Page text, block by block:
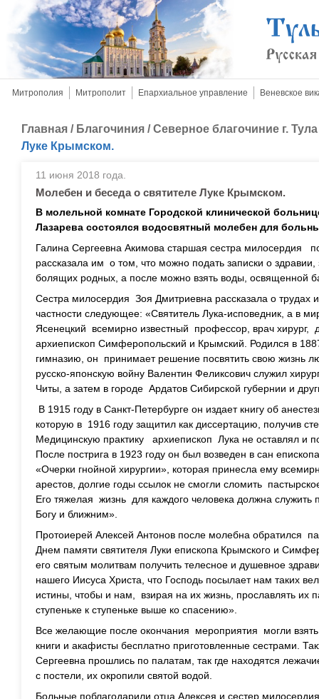
Митрополия Митрополит Епархиальное управление Веневское
Главная / Благочиния /Северное благочиние г. Тула
Луке Крымском.
11 июня 2018 года.
Молебен и беседа о святителе Луке Крымском.
В молельной комнате Городской клинической
Лазарева состоялся водосвятный молебен для
Галина Сергеевна Акимова старшая сестра милосердия
рассказала им о том, что можно подать записки о здравии,
болящих родных, а после можно взять воды, освященной
Сестра милосердия Зоя Дмитриевна рассказала о трудах и
частности следующее: «Святитель Лука-исповедник, а в
Ясенецкий всемирно известный профессор, врач хирург,
архиепископ Симферопольский и Крымский. Родился в
гимназию, он принимает решение посвятить свою жизнь
русско-японскую войну Валентин Феликсович служил
Читы, а затем в городе Ардатов Сибирской губернии и
В 1915 году в Санкт-Петербурге он издает книгу об
которую в 1916 году защитил как диссертацию, получив
Медицинскую практику архиепископ Лука не оставлял и
После пострига в 1923 году он был возведен в сан
«Очерки гнойной хирургии», которая принесла ему
арестов, долгие годы ссылок не смогли сломить
Его тяжелая жизнь для каждого человека должна
Богу и ближним».
Протоиерей Алексей Антонов после молебна обратился
Днем памяти святителя Луки епископа Крымского и
его святым молитвам получить телесное и душевное
нашего Иисуса Христа, что Господь посылает нам таких
истины, чтобы и нам, взирая на их жизнь, прославлять их
ступеньке к ступеньке выше ко спасению».
Все желающие после окончания мероприятия могли
книги и акафисты бесплатно приготовленные сестрами.
Сергеевна прошлись по палатам, так где находятся
с постели, их окропили святой водой.
Больные поблагодарили отца Алексея и сестер